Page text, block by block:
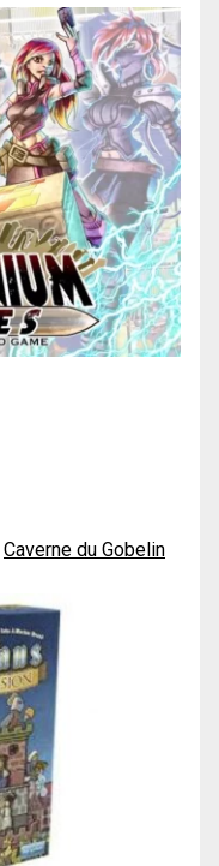
Caverne du Gobelin